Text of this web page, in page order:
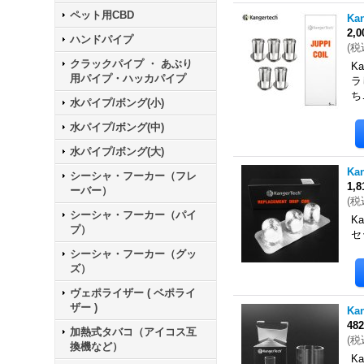
ペット用CBD
ハンドパイプ
クラックパイプ ・ あぶり
用パイプ・ハッカパイプ
水パイプ/ボング(小)
水パイプ/ボング(中)
水パイプ/ボング(大)
シーシャ・フーカー（フレ
ーバー）
シーシャ・フーカー（パイ
プ）
シーシャ・フーカー（グッ
ズ）
ヴェポライザー ( ベポライ
ザー )
加熱式タバコ（アイコス互
換機など）
(税
(税
(税